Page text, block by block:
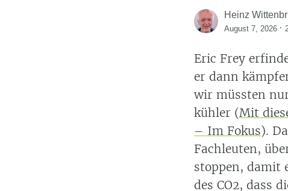
Heinz
August 7, 2026 ·
Eric Frey
er dann
wir müssten
kühler (Mit
– Im Fokus).
Fachleuten,
stoppen, damit
des CO2, dass